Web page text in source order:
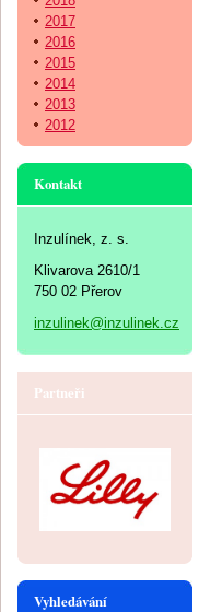
2017
2016
2015
2014
2013
2012
Kontakt
Inzulínek, z. s.
Klivarova 2610/1
750 02 Přerov
inzulinek@inzulinek.cz
Partneři
Vyhledávání